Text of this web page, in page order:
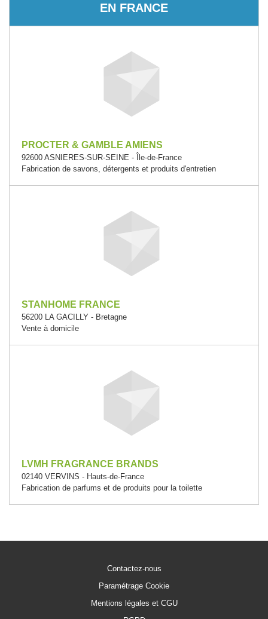
EN FRANCE
PROCTER & GAMBLE AMIENS
92600 ASNIERES-SUR-SEINE - Île-de-France
Fabrication de savons, détergents et produits d'entretien
STANHOME FRANCE
56200 LA GACILLY - Bretagne
Vente à domicile
LVMH FRAGRANCE BRANDS
02140 VERVINS - Hauts-de-France
Fabrication de parfums et de produits pour la toilette
Contactez-nous
Paramétrage Cookie
Mentions légales et CGU